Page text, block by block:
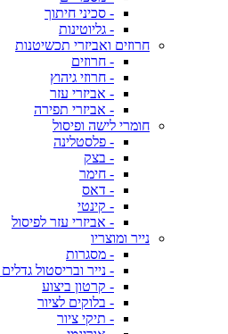
- סכיני חיתוך
- גליוטינות
חרוזים ואביזרי תכשיטנות
- חרוזים
- חרוזי גיהוץ
- אביזרי עזר
- אביזרי תפירה
חומרי לישה ופיסול
- פלסטלינה
- בצק
- חימר
- דאס
- קינטי
- אביזרי עזר לפיסול
נייר ומוצריו
- מסגרות
- נייר ובריסטול
- קרטון ביצוע
- בלוקים לציור
- תיקי ציור